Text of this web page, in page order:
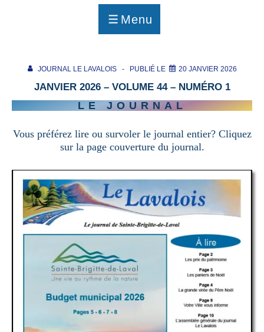
Menu
MENU
JOURNAL LE LAVALOIS PUBLIÉ LE 20 JANVIER 2026
JANVIER 2026 – VOLUME 44 – NUMÉRO 1
LE JOURNAL
Vous préférez lire ou survoler le journal entier? Cliquez
sur la page couverture du journal.